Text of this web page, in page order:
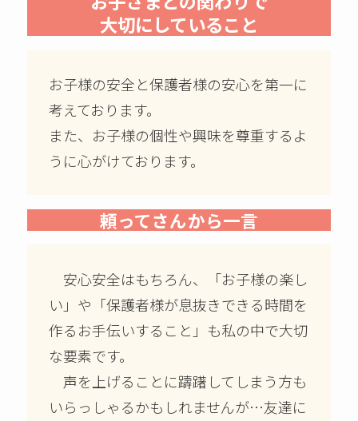
大切にしていること
お子様の安全と保護者様の安心を第一に
考えております。
また、お子様の個性や興味を尊重するよ
うに心がけております。
頼ってさんから一言
安心安全はもちろん、「お子様の楽し
い」や「保護者様が息抜きできる時間を
作るお手伝いすること」も私の中で大切
な要素です。
声を上げることに躊躇してしまう方も
いらっしゃるかもしれませんが…友達に